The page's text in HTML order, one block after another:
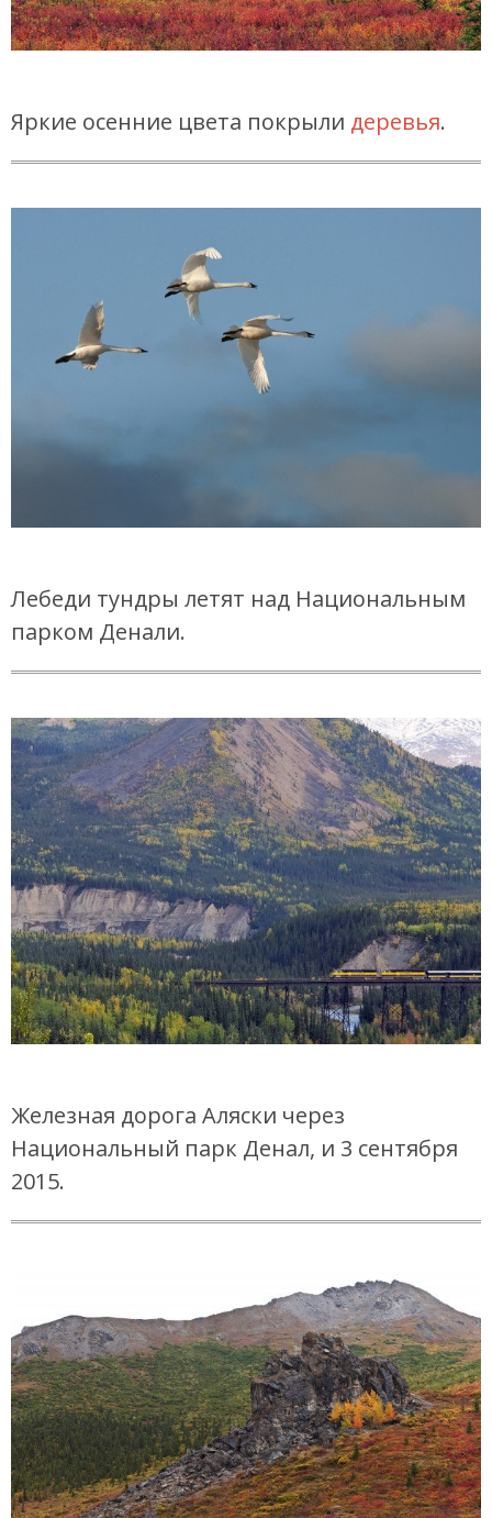
Яркие осенние цвета покрыли деревья.
Лебеди тундры летят над Национальным
парком Денали.
Железная дорога Аляски через
Национальный парк Денал, и 3 сентября
2015.